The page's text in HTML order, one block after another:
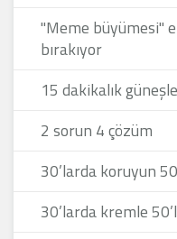
"Meme büyümesi"
bırakıyor
15 dakikalık
2 sorun 4 çözüm
30’larda koruyun
30’larda kremle